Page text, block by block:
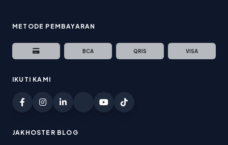
METODE PEMBAYARAN
BCA QRIS VISA
IKUTI KAMI
JAKHOSTER BLOG